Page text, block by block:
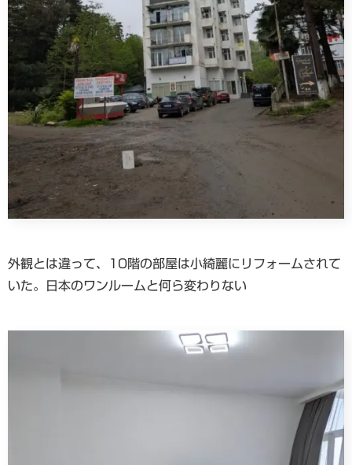
外観とは違って、10階の部屋は小綺麗にリフォームされて
いた。日本のワンルームと何ら変わりない